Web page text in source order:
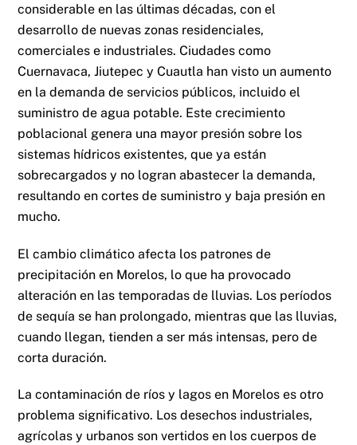
considerable en las últimas décadas, con el
desarrollo de nuevas zonas residenciales,
comerciales e industriales. Ciudades como
Cuernavaca, Jiutepec y Cuautla han visto un aumento
en la demanda de servicios públicos, incluido el
suministro de agua potable. Este crecimiento
poblacional genera una mayor presión sobre los
sistemas hídricos existentes, que ya están
sobrecargados y no logran abastecer la demanda,
resultando en cortes de suministro y baja presión en
mucho.
El cambio climático afecta los patrones de
precipitación en Morelos, lo que ha provocado
alteración en las temporadas de lluvias. Los períodos
de sequía se han prolongado, mientras que las lluvias,
cuando llegan, tienden a ser más intensas, pero de
corta duración.
La contaminación de ríos y lagos en Morelos es otro
problema significativo. Los desechos industriales,
agrícolas y urbanos son vertidos en los cuerpos de